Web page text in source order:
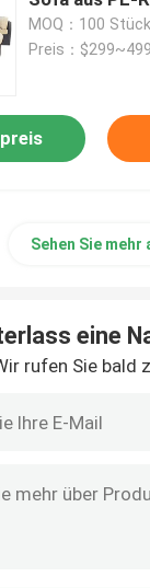
aus Holz
MOQ：100
Preis：$299~499
Sehen Sie mehr
eine
rufen Sie bald